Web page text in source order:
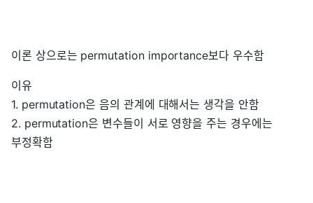
이론 상으로는 permutation importance보다 우수함
이유
1. permutation은 음의 관계에 대해서는 생각을 안함
2. permutation은 변수들이 서로 영향을 주는 경우에는
부정확함